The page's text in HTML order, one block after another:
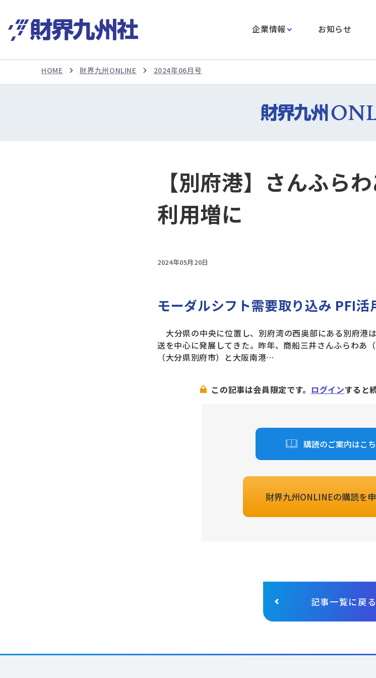
企業情報 お知らせ
HOME 財界九州ONLINE 2024年06月号
【別府港】さんふら
利用増に
2024年05月20日
モーダルシフト需要取り込み PFI
大分県の中央に位置し、別府湾の西奥部にある別府港
送を中心に発展してきた。昨年、商船三井さんふらわあ
（大分県別府市）と大阪南港…
この記事は会員限定です。 ログインすると
購読のご案内はこ
財界九州ONLINEの購読を
記事一覧に戻る